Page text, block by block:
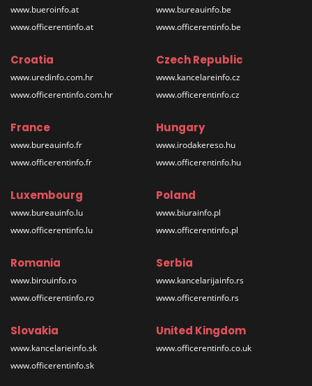
www.bueroinfo.at
www.officerentinfo.at
www.bureauinfo.be
www.officerentinfo.be
Croatia
www.uredinfo.com.hr
www.officerentinfo.com.hr
Czech Republic
www.kancelareinfo.cz
www.officerentinfo.cz
France
www.bureauinfo.fr
www.officerentinfo.fr
Hungary
www.irodakereso.hu
www.officerentinfo.hu
Luxembourg
www.bureauinfo.lu
www.officerentinfo.lu
Poland
www.biurainfo.pl
www.officerentinfo.pl
Romania
www.birouinfo.ro
www.officerentinfo.ro
Serbia
www.kancelarijainfo.rs
www.officerentinfo.rs
Slovakia
www.kancelarieinfo.sk
www.officerentinfo.sk
United Kingdom
www.officerentinfo.co.uk